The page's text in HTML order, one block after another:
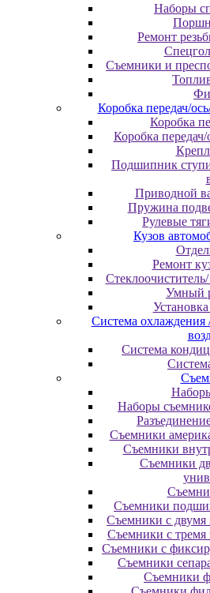
Наборы
Ремонт
Съемники и
Коробка передач/
Коробка
Коробка
Подшипник
Приводной
Пружина
Рулевые
Кузов
Ремонт
Умный
Система
Система
Наборы
Съемники
Съемники
Съемники
Съемники
Съемники с двумя
Съемники с тремя
Съемники с
Съемники
Съемники